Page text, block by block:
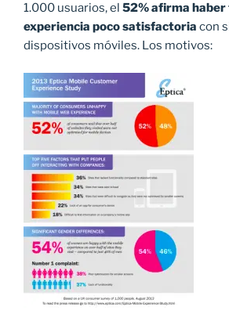
1.000 usuarios, el 52% afirma haber
experiencia poco satisfactoria con
dispositivos móviles. Los motivos: